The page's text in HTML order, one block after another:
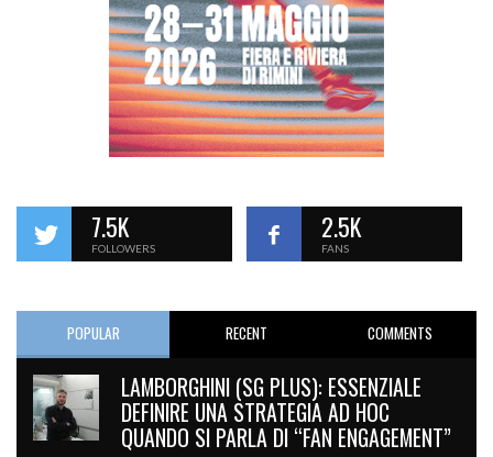
7.5K
FOLLOWERS
2.5K
FANS
POPULAR RECENT COMMENTS
LAMBORGHINI (SG PLUS): ESSENZIALE
DEFINIRE UNA STRATEGIA AD HOC
QUANDO SI PARLA DI “FAN ENGAGEMENT”